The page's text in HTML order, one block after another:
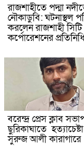
রাজশাহীতে পদ্মা
নৌকাডুবি: ঘটনাস্থল
করলেন রাজশাহী সিটি
কর্পোরেশনের
বরেন্দ্র প্রেস ক্লাব
ছুরিকাঘাতে
সুরুজ আলী কারাগারে